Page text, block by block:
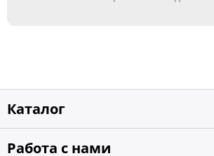
Каталог
Работа с нами